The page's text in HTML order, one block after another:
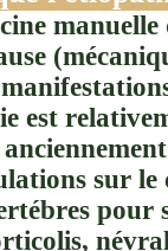
est
sur le
pour